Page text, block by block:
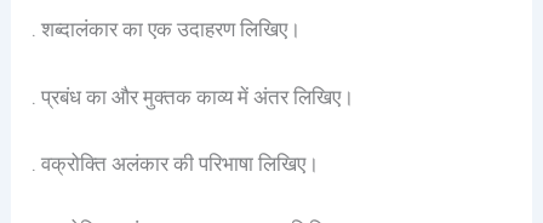
. शब्दालंकार का एक उदाहरण लिखिए।
. प्रबंध का और मुक्तक काव्य में अंतर लिखिए।
. वक्रोक्ति अलंकार की परिभाषा लिखिए।